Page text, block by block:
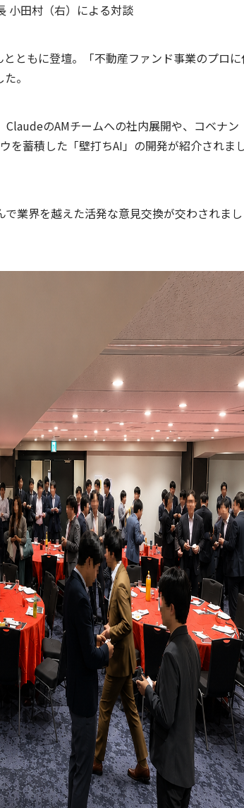
小田村（右）による対談
ともに登壇。「不動産ファンド事業のプロ
。
のAMチームへの社内展開や、コベナン
を蓄積した「壁打ちAI」の開発が紹介されま
業界を越えた活発な意見交換が交わされまし